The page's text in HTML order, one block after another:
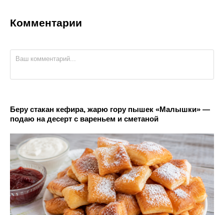
Комментарии
Беру стакан кефира, жарю гору пышек «Малышки» —
подаю на десерт с вареньем и сметаной